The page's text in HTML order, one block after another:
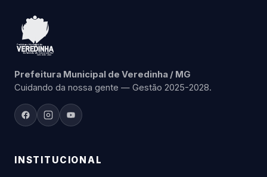
Prefeitura Municipal de Veredinha / MG
Cuidando da nossa gente — Gestão 2025-2028.
INSTITUCIONAL